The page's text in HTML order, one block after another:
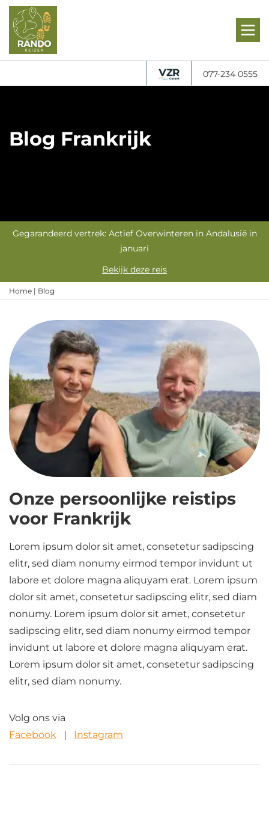
077-234 0555
Blog Frankrijk
Gegarandeerd vertrek: Actief Overwinteren in Andalusië in
januari
Bekijk deze reis
Home | Blog
Onze persoonlijke reistips
voor Frankrijk
Lorem ipsum dolor sit amet, consetetur sadipscing
elitr, sed diam nonumy eirmod tempor invidunt ut
labore et dolore magna aliquyam erat. Lorem ipsum
dolor sit amet, consetetur sadipscing elitr, sed diam
nonumy. Lorem ipsum dolor sit amet, consetetur
sadipscing elitr, sed diam nonumy eirmod tempor
invidunt ut labore et dolore magna aliquyam erat.
Lorem ipsum dolor sit amet, consetetur sadipscing
elitr, sed diam nonumy.
Volg ons via
Facebook
Instagram